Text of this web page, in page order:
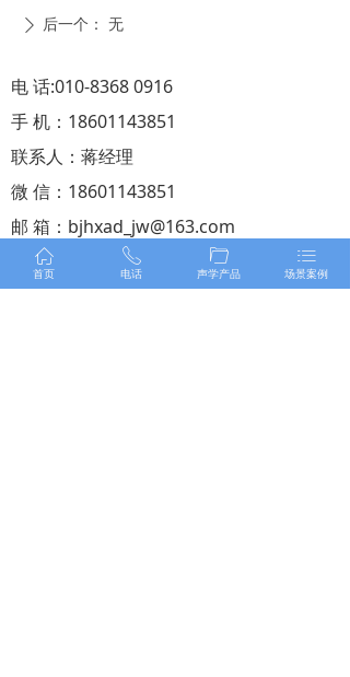
ꄲ 后一个： 无
电 话:010-8368 0916
手 机：18601143851
联系人：蒋经理
微 信：18601143851
邮 箱：bjhxad_jw@163.com
地 址：北京市房山区长阳镇中铁
二十二局
ꀇ
首页
ꂅ
电话
ꄁ
声学产品
ꂇ
场景案例